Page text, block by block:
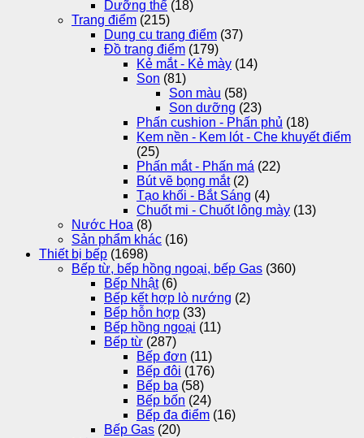
Dưỡng thể (18)
Trang điểm (215)
Dụng cụ trang điểm (37)
Đồ trang điểm (179)
Kẻ mắt - Kẻ mày (14)
Son (81)
Son màu (58)
Son dưỡng (23)
Phấn cushion - Phấn phủ (18)
Kem nền - Kem lót - Che khuyết điểm
(25)
Phấn mắt - Phấn má (22)
Bút vẽ bọng mắt (2)
Tạo khối - Bắt Sáng (4)
Chuốt mi - Chuốt lông mày (13)
Nước Hoa (8)
Sản phẩm khác (16)
Thiết bị bếp (1698)
Bếp từ, bếp hồng ngoại, bếp Gas (360)
Bếp Nhật (6)
Bếp kết hợp lò nướng (2)
Bếp hỗn hợp (33)
Bếp hồng ngoại (11)
Bếp từ (287)
Bếp đơn (11)
Bếp đôi (176)
Bếp ba (58)
Bếp bốn (24)
Bếp đa điểm (16)
Bếp Gas (20)